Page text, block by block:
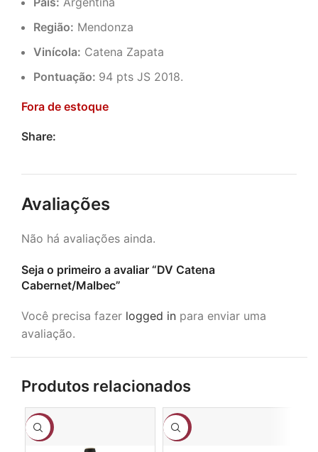
Região: Mendonza
Vinícola: Catena Zapata
Pontuação: 94 pts JS 2018.
Fora de estoque
Share:
Avaliações
Não há avaliações ainda.
Seja o primeiro a avaliar “DV Catena
Cabernet/Malbec”
Você precisa fazer logged in para enviar uma
avaliação.
Produtos relacionados
-19% -17%